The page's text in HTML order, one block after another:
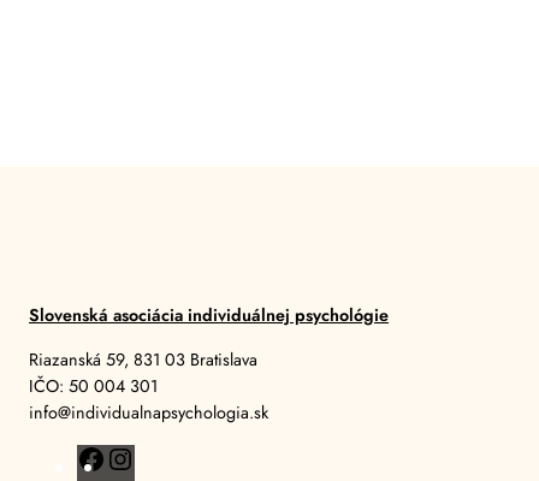
Slovenská asociácia individuálnej psychológie
Riazanská 59, 831 03 Bratislava
IČO: 50 004 301
info@individualnapsychologia.sk
F